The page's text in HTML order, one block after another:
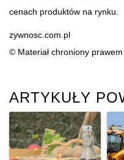
cenach produktów na rynku.
zywnosc.com.pl
© Materiał chroniony
ARTYKUŁY